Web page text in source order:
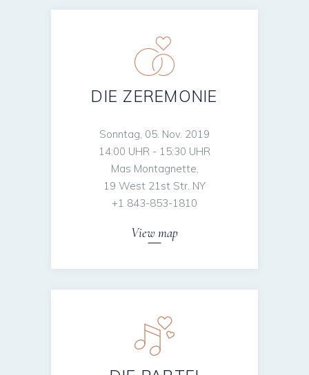
DIE ZEREMONIE
Sonntag, 05. Nov. 2019
14:00 UHR - 15:30 UHR
Mas Montagnette,
19 West 21st Str. NY
+1 843-853-1810
View map